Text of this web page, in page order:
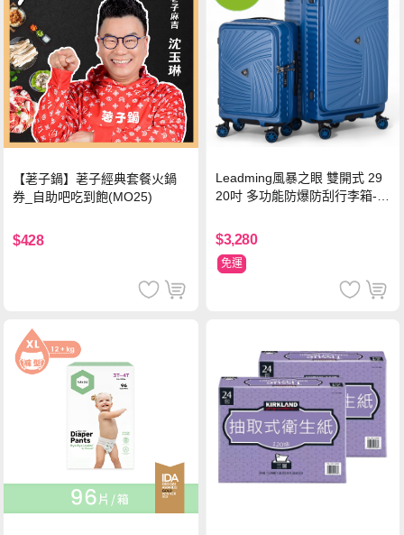
【荖子鍋】荖子經典套餐火鍋
券_自助吧吃到飽(MO25)
$428
Leadming風暴之眼 雙開式 29
20吋 多功能防爆防刮行李箱-海
$3,280
免運